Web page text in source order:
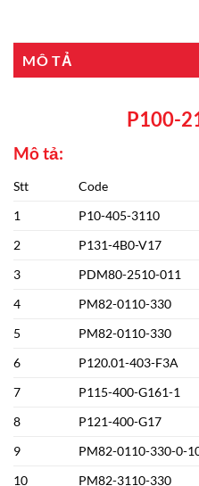
MÔ TẢ
P100-
Mô tả:
Stt Code
1
P10-405-3110
2
P131-4B0-V17
3
PDM80-2510-011
4
PM82-0110-330
5
PM82-0110-330
6
P120.01-403-F3A
7
P115-400-G161-1
8
P121-400-G17
9
PM82-0110-330-0-
10
PM82-3110-330